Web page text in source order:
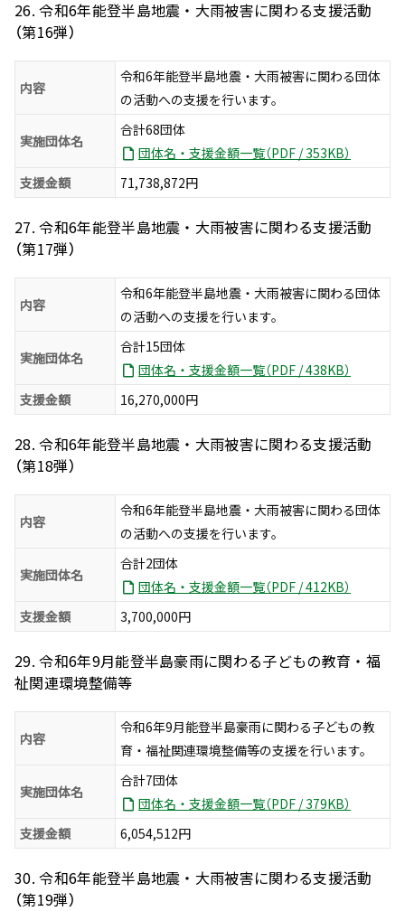
26. 令和6年能登半島地震・大雨被害に関わる支援活動
（第16弾）
内容
令和6年能登半島地震・大雨被害に関わる団体
の活動への支援を行います。
実施団体名
合計68団体
団体名・支援金額一覧（PDF / 353KB）
支援金額
71,738,872円
27. 令和6年能登半島地震・大雨被害に関わる支援活動
（第17弾）
内容
令和6年能登半島地震・大雨被害に関わる団体
の活動への支援を行います。
実施団体名
合計15団体
団体名・支援金額一覧（PDF / 438KB）
支援金額
16,270,000円
28. 令和6年能登半島地震・大雨被害に関わる支援活動
（第18弾）
内容
令和6年能登半島地震・大雨被害に関わる団体
の活動への支援を行います。
実施団体名
合計2団体
団体名・支援金額一覧（PDF / 412KB）
支援金額
3,700,000円
29. 令和6年9月能登半島豪雨に関わる子どもの教育・福
祉関連環境整備等
内容
令和6年9月能登半島豪雨に関わる子どもの教
育・福祉関連環境整備等の支援を行います。
実施団体名
合計7団体
団体名・支援金額一覧（PDF / 379KB）
支援金額
6,054,512円
30. 令和6年能登半島地震・大雨被害に関わる支援活動
（第19弾）